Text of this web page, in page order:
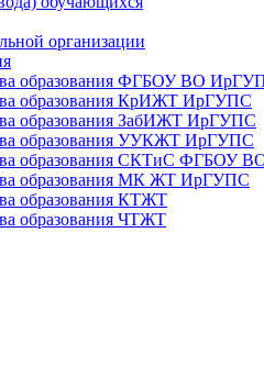
организации
образования ФГБОУ ВО
образования КрИЖТ ИрГУПС
образования ЗабИЖТ ИрГУПС
образования УУКЖТ ИрГУПС
образования СКТиС ФГБОУ
образования МК ЖТ ИрГУПС
образования КТЖТ
образования ЧТЖТ